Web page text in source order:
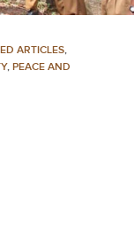
ARTICLES,
, PEACE AND